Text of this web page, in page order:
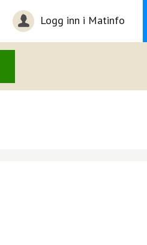
Logg inn i Matinfo